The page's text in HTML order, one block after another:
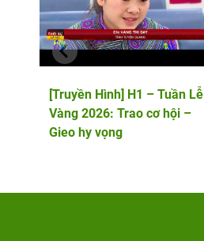
[Truyền Hình] H1 – Tuần Lễ
Vàng 2026: Trao cơ hội –
Gieo hy vọng